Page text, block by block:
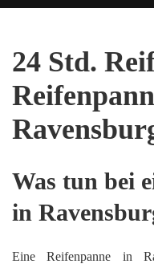
24 Std.
Was tun bei
in
Eine Reifenpanne in